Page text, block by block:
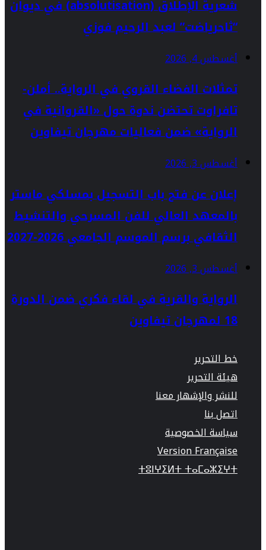
شعرية الإطلاق (absolutisation) في ديوان
“ثاحرياضت” لعبد الرحيم فوزي
أغسطس 4, 2026
تمثلات الفضاء القروي في الرواية.. أملن-
تافراوت تحتضن ندوة حول «القروانية في
الرواية» ضمن فعاليات مهرجان تيفاوين
أغسطس 3, 2026
إعلان عن فتح باب التسجيل بمسلكي ماستر
بالمعهد العالي للفن المسرحي والتنشيط
الثقافي برسم الموسم الجامعي 2026-2027
أغسطس 3, 2026
الرواية والقرية في لقاء فكري ضمن الدورة
18 لمهرجان تيفاوين
خط التحرير
هيئة التحرير
للنشر والإشهار معنا
اتصل بنا
سياسة الخصوصية
Version Française
ⵜⵓⵏⵖⵉⵍⵜ ⵜⴰⵎⴰⵣⵉⵖⵜ